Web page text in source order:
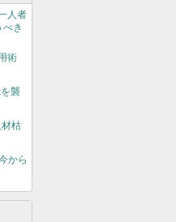
人者
き
術
襲
枯
から